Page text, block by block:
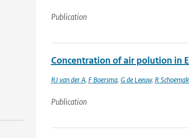
Publication
Concentration of air polution in
RJ van der A, F Boersma, G de Leeuw, R
Publication